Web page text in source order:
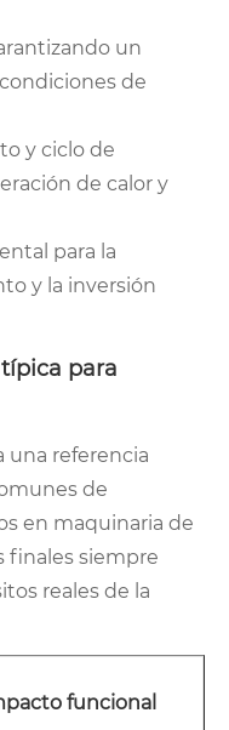
un
de
y ciclo de
de calor y
para la
y la inversión
para
una referencia
de
en maquinaria de
finales siempre
reales de la
funcional